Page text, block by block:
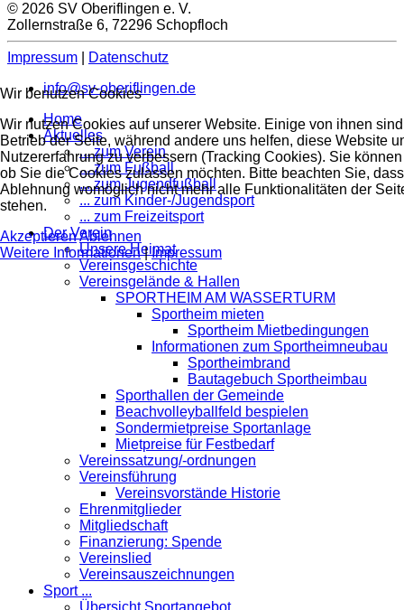
© 2026 SV Oberiflingen e. V.
Zollernstraße 6, 72296 Schopfloch
Impressum
Datenschutz
info@sv-oberiflingen.de
Home
Aktuelles
... zum Verein
... zum Fußball
... zum Jugendfußball
... zum Kinder-/Jugendsport
... zum Freizeitsport
Der Verein
Unsere Heimat
Vereinsgeschichte
Vereinsgelände & Hallen
SPORTHEIM AM WASSERTURM
Sportheim mieten
Sportheim Mietbedingungen
Informationen zum Sportheimneubau
Sportheimbrand
Bautagebuch Sportheimbau
Sporthallen der Gemeinde
Beachvolleyballfeld bespielen
Sondermietpreise Sportanlage
Mietpreise für Festbedarf
Vereinssatzung/-ordnungen
Vereinsführung
Vereinsvorstände Historie
Ehrenmitglieder
Mitgliedschaft
Finanzierung: Spende
Vereinslied
Vereinsauszeichnungen
Sport ...
Übersicht Sportangebot
Wir benutzen Cookies
Wir nutzen Cookies auf unserer Website. Einige von ihnen
Betrieb der Seite, während andere uns helfen, diese Website
Nutzererfahrung zu verbessern (Tracking Cookies). Sie
ob Sie die Cookies zulassen möchten. Bitte beachten Sie,
Ablehnung womöglich nicht mehr alle Funktionalitäten der
stehen.
AkzeptierenAblehnen
Weitere Informationen|Impressum